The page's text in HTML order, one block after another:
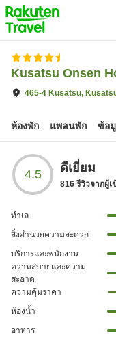
to
top
page
Kusatsu Onsen
465-4 Kusatsu,
ห้องพัก แพลนพัก ข้อ
4.5 ดีเยี่ยม
816รีวิวจากผู้เ
ทำเล
สิ่งอำนวยความสะดวก
บริการและพนักงาน
ความสบายและความ
สะอาด
ความคุ้มราคา
ห้องน้ำ
อาหาร